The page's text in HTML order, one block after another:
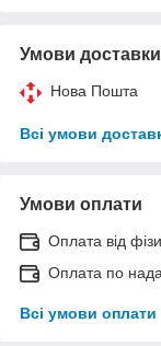
Умови доставки
Нова Пошта
Всі умови
Умови оплати
Оплата від
Оплата по
Всі умови оплати